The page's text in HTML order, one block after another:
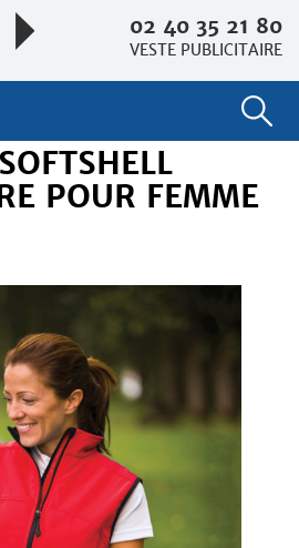
02 40 35 21 80
VESTE PUBLICITAIRE
POUR FEMME